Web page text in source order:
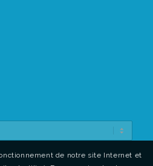
de notre site Internet et